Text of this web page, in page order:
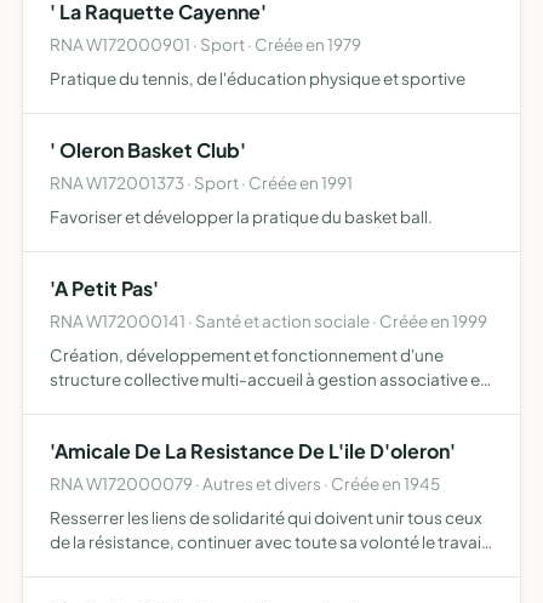
' La Raquette Cayenne'
RNA W172000901 · Sport · Créée en 1979
Pratique du tennis, de l'éducation physique et sportive
' Oleron Basket Club'
RNA W172001373 · Sport · Créée en 1991
Favoriser et développer la pratique du basket ball.
'A Petit Pas'
RNA W172000141 · Santé et action sociale · Créée en 1999
Création, développement et fonctionnement d'une
structure collective multi-accueil à gestion associative et
'Amicale De La Resistance De L'ile D'oleron'
RNA W172000079 · Autres et divers · Créée en 1945
Resserrer les liens de solidarité qui doivent unir tous ceux
de la résistance, continuer avec toute sa volonté le travail